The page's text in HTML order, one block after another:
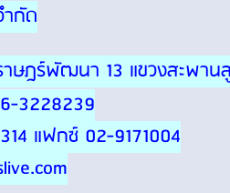
กัด
ษฎร์พัฒนา 13 แขวงสะพาน
3228239
แฟกซ์ 02-9171004